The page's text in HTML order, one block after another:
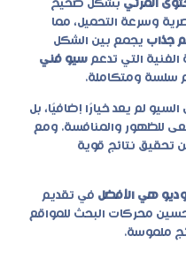
المرئي بشكل صحيح
وسرعة التحميل، مما
جذاب يجمع بين الشكل
الفنية التي تدعم سيو فني
سلسة ومتكاملة.
لم يعد خيارًا إضافيًا، بل
للظهور والمنافسة. ومع
تحقيق نتائج قوية
هي الأفضل في تقديم
محركات البحث للمواقع
ملموسة.